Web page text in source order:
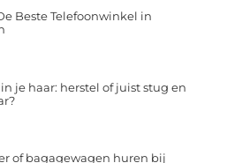
Beste Telefoonwinkel in
je haar: herstel of juist stug en
of bagagewagen huren bij